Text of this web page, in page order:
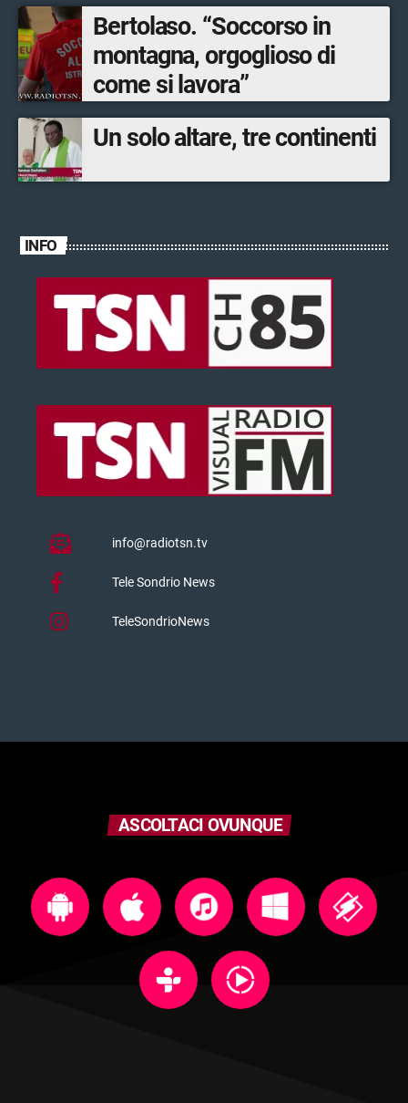
Bertolaso. “Soccorso in
montagna, orgoglioso di
come si lavora”
Un solo altare, tre continenti
INFO
info@radiotsn.tv
Tele Sondrio News
TeleSondrioNews
ASCOLTACI OVUNQUE